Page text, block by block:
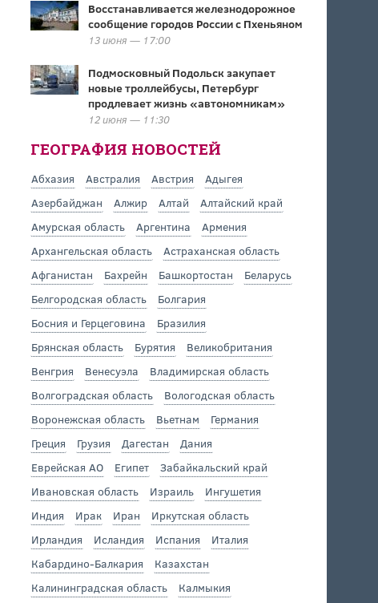
Восстанавливается железнодорожное
сообщение городов России с Пхеньяном
13 июня — 17:00
Подмосковный Подольск закупает
новые троллейбусы, Петербург
продлевает жизнь «автономникам»
12 июня — 11:30
ГЕОГРАФИЯ НОВОСТЕЙ
Абхазия Австралия Австрия
Адыгея
Азербайджан
Алжир Алтай
Алтайский край
Амурская область
Аргентина
Армения
Архангельская область
Астраханская область
Афганистан
Бахрейн Башкортостан
Беларусь
Белгородская область
Болгария
Босния и Герцеговина
Бразилия
Брянская область
Бурятия
Великобритания
Венгрия
Венесуэла
Владимирская область
Волгоградская область
Вологодская область
Воронежская область
Вьетнам
Германия
Греция
Грузия Дагестан
Дания
Еврейская АО
Египет
Забайкальский край
Ивановская область
Израиль
Ингушетия
Индия
Ирак Иран
Иркутская область
Ирландия
Исландия Испания
Италия
Кабардино-Балкария
Казахстан
Калининградская область
Калмыкия